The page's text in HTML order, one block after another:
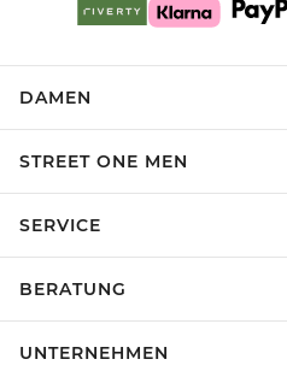
DAMEN
STREET ONE MEN
SERVICE
BERATUNG
UNTERNEHMEN